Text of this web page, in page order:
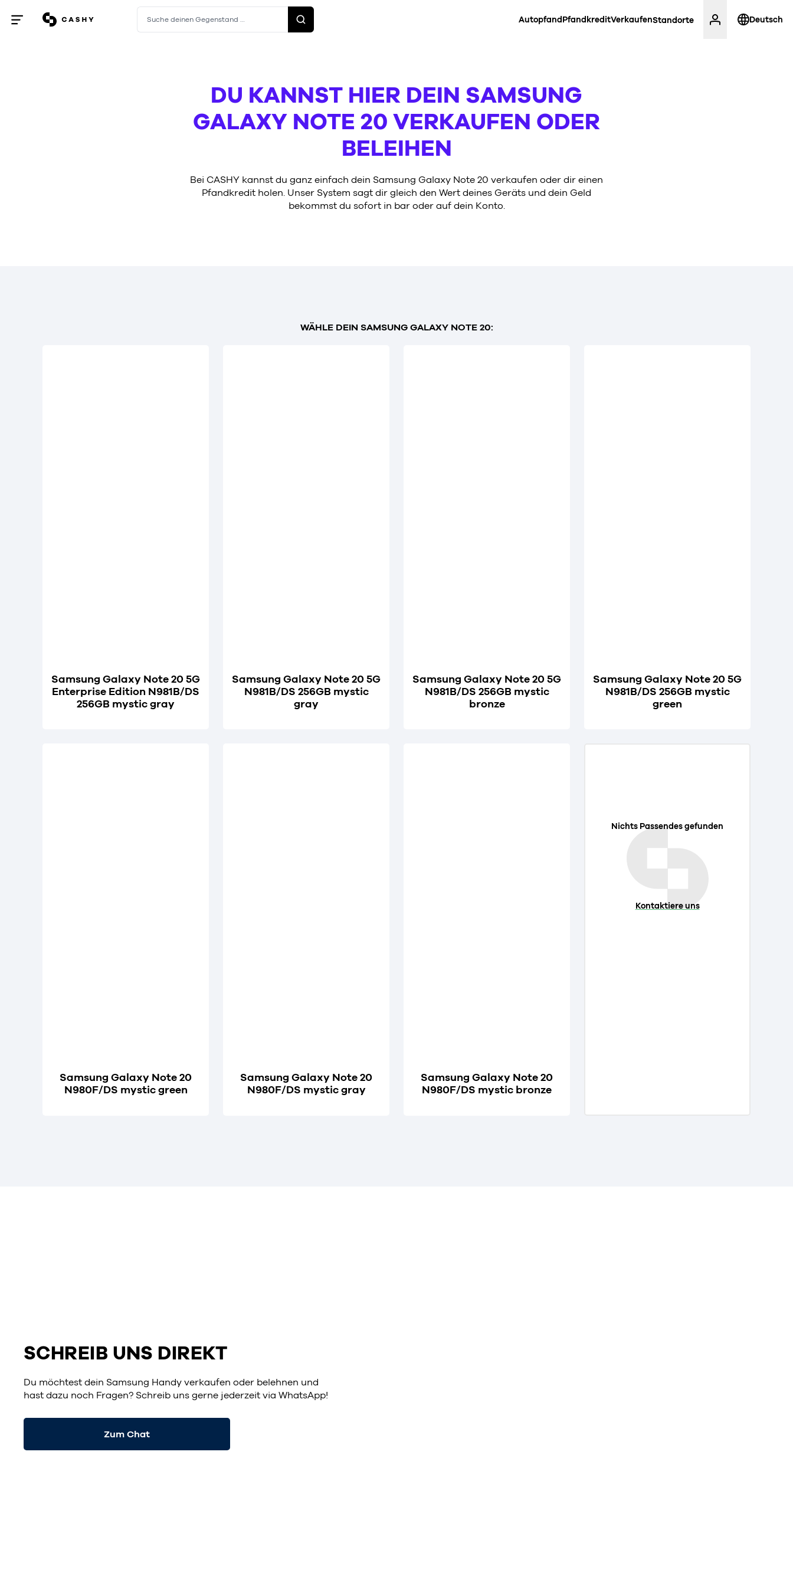
Menü
Suche deinen Gegenstand … AutopfandPfandkreditVerkaufenStandorte Deutsch
DU KANNST HIER DEIN SAMSUNG
GALAXY NOTE 20 VERKAUFEN ODER
BELEIHEN
Bei CASHY kannst du ganz einfach dein Samsung Galaxy Note 20 verkaufen oder dir einen
Pfandkredit holen. Unser System sagt dir gleich den Wert deines Geräts und dein Geld
bekommst du sofort in bar oder auf dein Konto.
WÄHLE DEIN SAMSUNG GALAXY NOTE 20:
Samsung Galaxy Note 20 5G
Enterprise Edition N981B/DS
256GB mystic gray
Samsung Galaxy Note 20 5G
N981B/DS 256GB mystic
gray
Samsung Galaxy Note 20 5G
N981B/DS 256GB mystic
bronze
Samsung Galaxy Note 20 5G
N981B/DS 256GB mystic
green
Samsung Galaxy Note 20
N980F/DS mystic green
Samsung Galaxy Note 20
N980F/DS mystic gray
Samsung Galaxy Note 20
N980F/DS mystic bronze
Nichts Passendes gefunden
Kontaktiere uns
SCHREIB UNS DIREKT
Du möchtest dein Samsung Handy verkaufen oder belehnen und
hast dazu noch Fragen? Schreib uns gerne jederzeit via WhatsApp!
Zum Chat